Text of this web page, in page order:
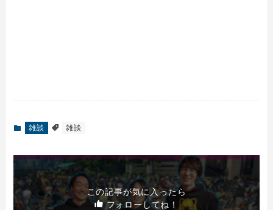
雑談 雑談
この記事が気に入ったら
フォローしてね！